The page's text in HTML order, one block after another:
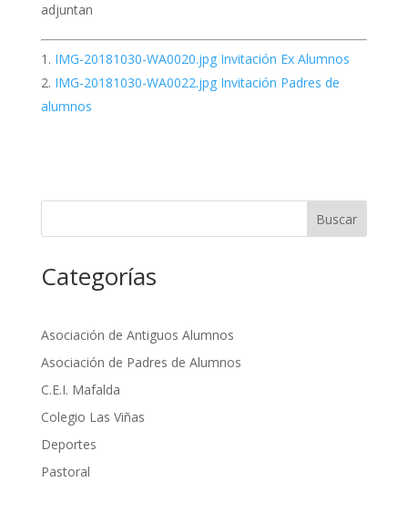
adjuntan
IMG-20181030-WA0020.jpg Invitación Ex Alumnos
IMG-20181030-WA0022.jpg Invitación Padres de
alumnos
Buscar
Categorías
Asociación de Antiguos Alumnos
Asociación de Padres de Alumnos
C.E.I. Mafalda
Colegio Las Viñas
Deportes
Pastoral